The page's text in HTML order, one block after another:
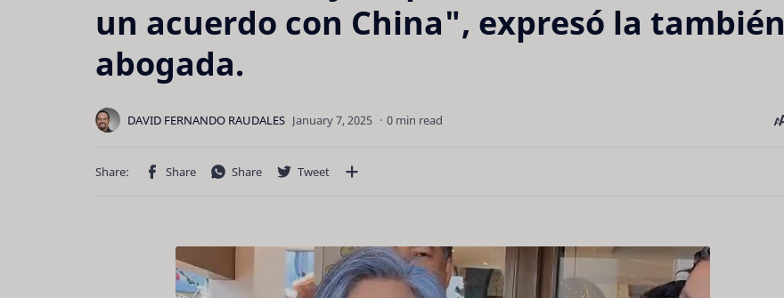
un acuerdo con China", expresó la también
abogada.
0 min read